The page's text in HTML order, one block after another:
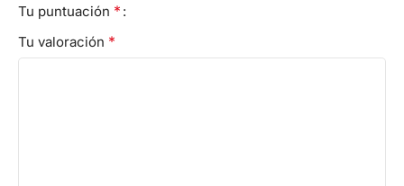
Tu puntuación *
Tu valoración *